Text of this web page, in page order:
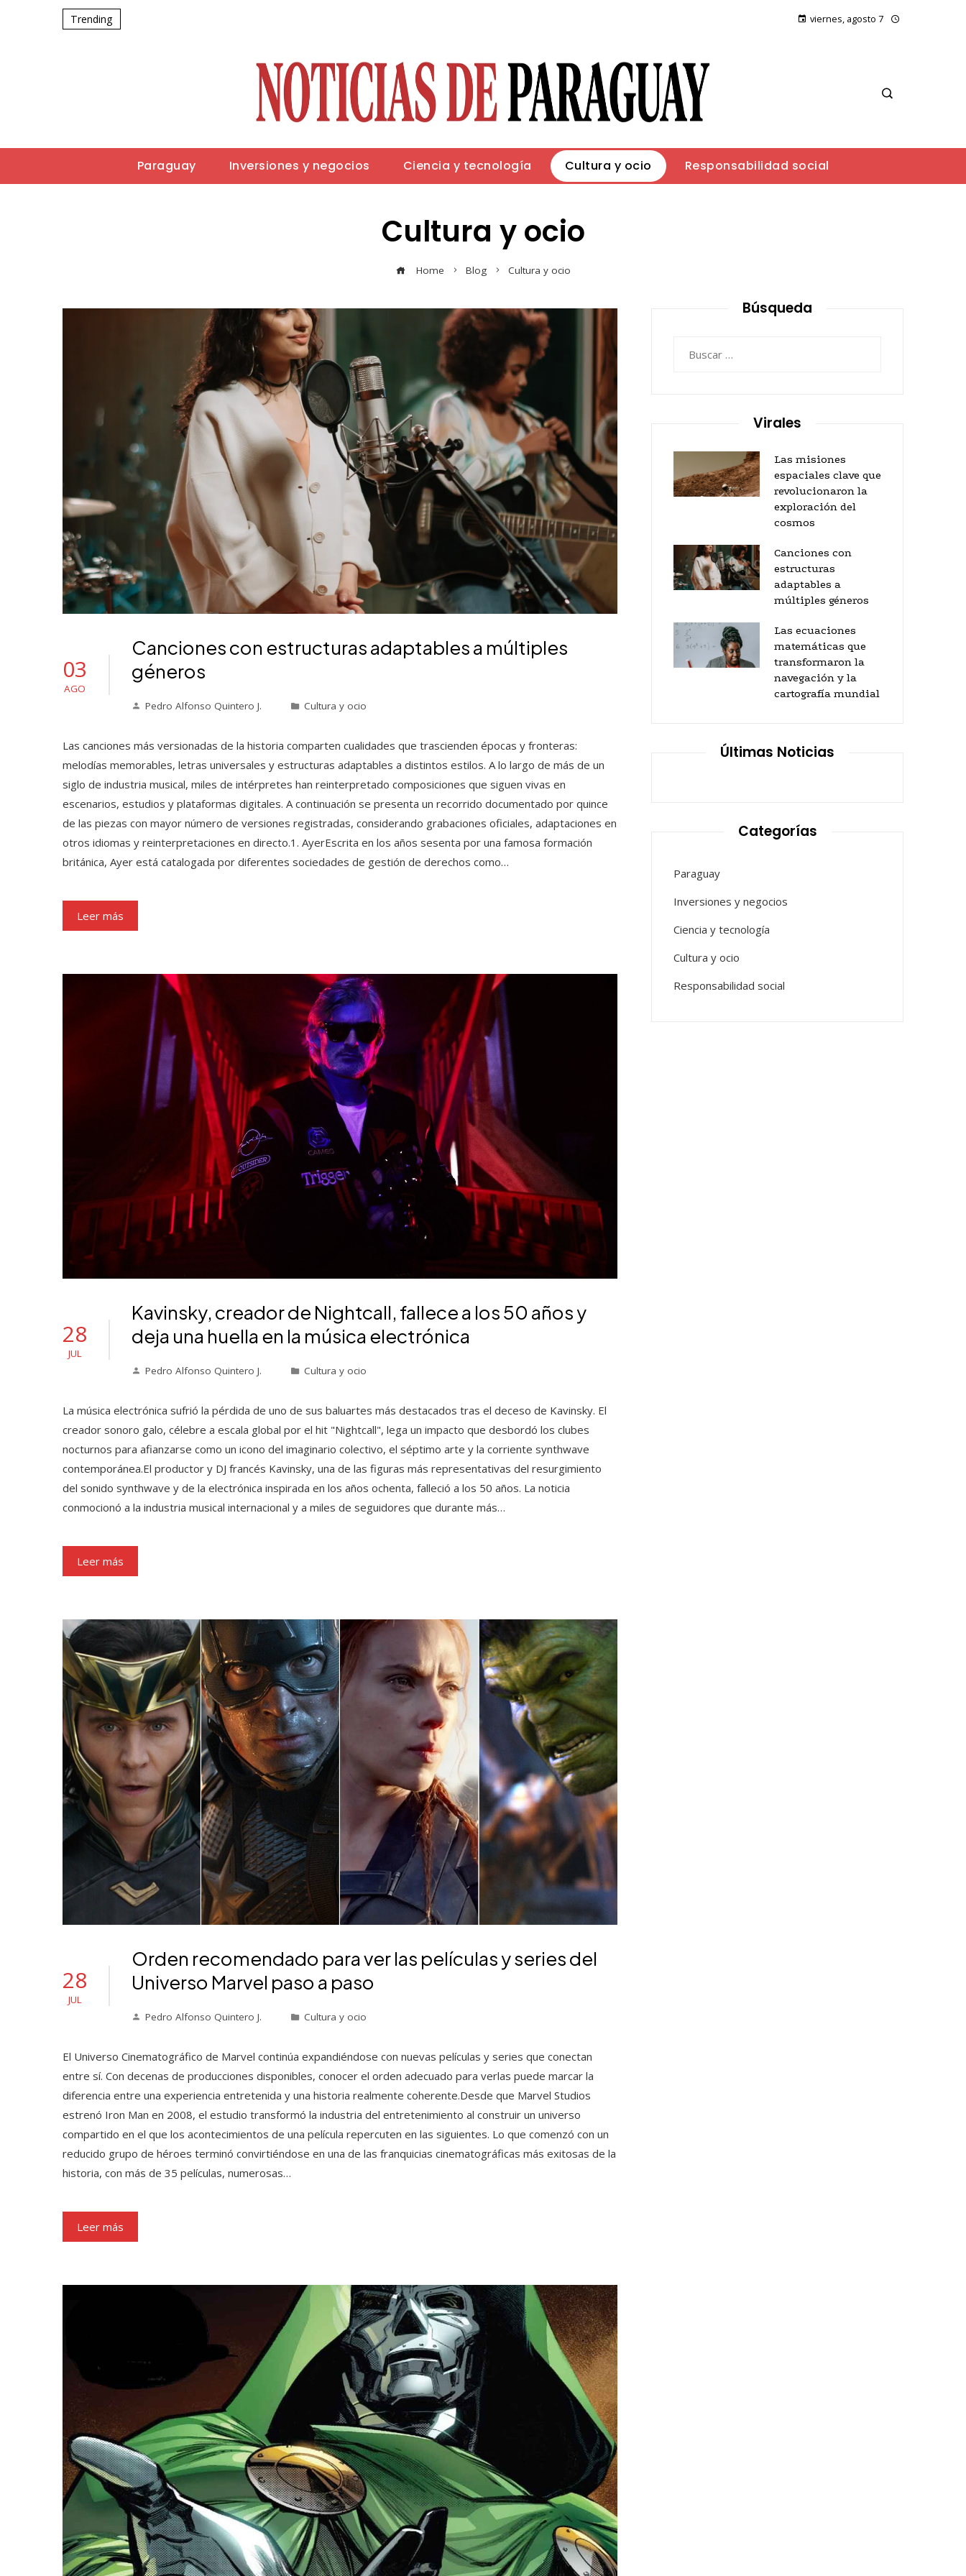
Trending viernes, agosto 7
Paraguay Inversiones y negocios Ciencia y tecnología Cultura y ocio Responsabilidad social
Cultura y ocio
Home Blog Cultura y ocio
03
AGO
Canciones con estructuras adaptables a múltiples
géneros
Pedro Alfonso Quintero J. Cultura y ocio
Las canciones más versionadas de la historia comparten cualidades que trascienden épocas y fronteras:
melodías memorables, letras universales y estructuras adaptables a distintos estilos. A lo largo de más de un
siglo de industria musical, miles de intérpretes han reinterpretado composiciones que siguen vivas en
escenarios, estudios y plataformas digitales. A continuación se presenta un recorrido documentado por quince
de las piezas con mayor número de versiones registradas, considerando grabaciones oficiales, adaptaciones en
otros idiomas y reinterpretaciones en directo.1. AyerEscrita en los años sesenta por una famosa formación
británica, Ayer está catalogada por diferentes sociedades de gestión de derechos como…
Leer más
28
JUL
Kavinsky, creador de Nightcall, fallece a los 50 años y
deja una huella en la música electrónica
Pedro Alfonso Quintero J. Cultura y ocio
La música electrónica sufrió la pérdida de uno de sus baluartes más destacados tras el deceso de Kavinsky. El
creador sonoro galo, célebre a escala global por el hit "Nightcall", lega un impacto que desbordó los clubes
nocturnos para afianzarse como un icono del imaginario colectivo, el séptimo arte y la corriente synthwave
contemporánea.El productor y DJ francés Kavinsky, una de las figuras más representativas del resurgimiento
del sonido synthwave y de la electrónica inspirada en los años ochenta, falleció a los 50 años. La noticia
conmocionó a la industria musical internacional y a miles de seguidores que durante más…
Leer más
28
JUL
Orden recomendado para ver las películas y series del
Universo Marvel paso a paso
Pedro Alfonso Quintero J. Cultura y ocio
El Universo Cinematográfico de Marvel continúa expandiéndose con nuevas películas y series que conectan
entre sí. Con decenas de producciones disponibles, conocer el orden adecuado para verlas puede marcar la
diferencia entre una experiencia entretenida y una historia realmente coherente.Desde que Marvel Studios
estrenó Iron Man en 2008, el estudio transformó la industria del entretenimiento al construir un universo
compartido en el que los acontecimientos de una película repercuten en las siguientes. Lo que comenzó con un
reducido grupo de héroes terminó convirtiéndose en una de las franquicias cinematográficas más exitosas de la
historia, con más de 35 películas, numerosas…
Leer más
Búsqueda
Virales
Las misiones
espaciales clave que
revolucionaron la
exploración del
cosmos
Canciones con
estructuras
adaptables a
múltiples géneros
Las ecuaciones
matemáticas que
transformaron la
navegación y la
cartografía mundial
Últimas Noticias
Categorías
Paraguay
Inversiones y negocios
Ciencia y tecnología
Cultura y ocio
Responsabilidad social